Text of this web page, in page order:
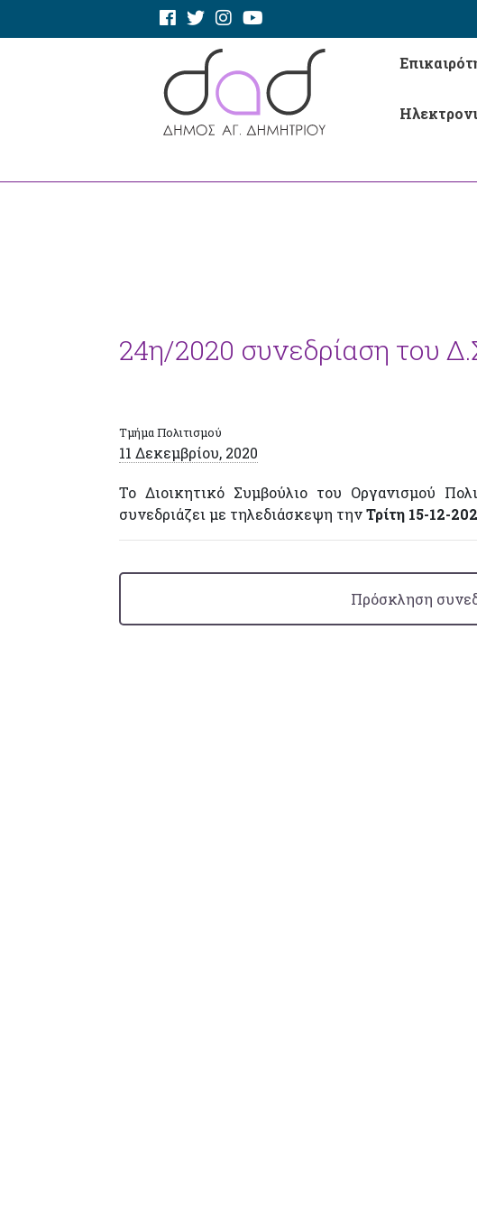
24η/2020 συνεδρίαση του
Τμήμα Πολιτισμού
11 Δεκεμβρίου, 2020
Το Διοικητικό Συμβούλιο του Οργανισμού
συνεδριάζει με τηλεδιάσκεψη τηνΤρίτη 15-12-
Πρόσκληση